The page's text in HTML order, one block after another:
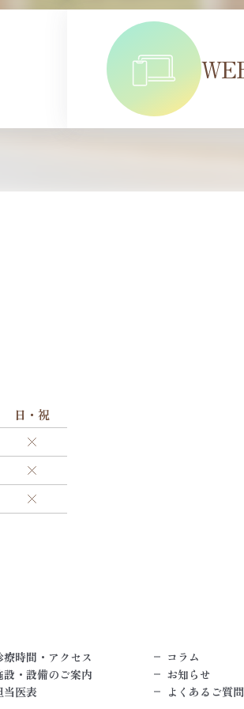
日・祝
療時間・アクセス
コラム
設・設備のご案内
お知らせ
当医表 よくあるご質問